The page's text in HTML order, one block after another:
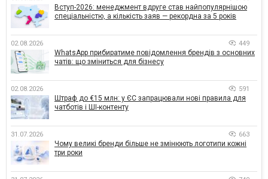
Вступ-2026: менеджмент вдруге став найпопулярнішою
спеціальністю, а кількість заяв — рекордна за 5 років
02.08.2026 449
WhatsApp прибиратиме повідомлення брендів з основних
чатів: що зміниться для бізнесу
02.08.2026 591
Штраф до €15 млн: у ЄС запрацювали нові правила для
чатботів і ШІ-контенту
31.07.2026 663
Чому великі бренди більше не змінюють логотипи кожні
три роки